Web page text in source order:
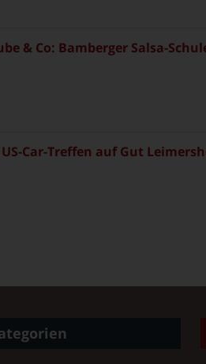
& Co: Bamberger Salsa-
Car-Treffen auf Gut